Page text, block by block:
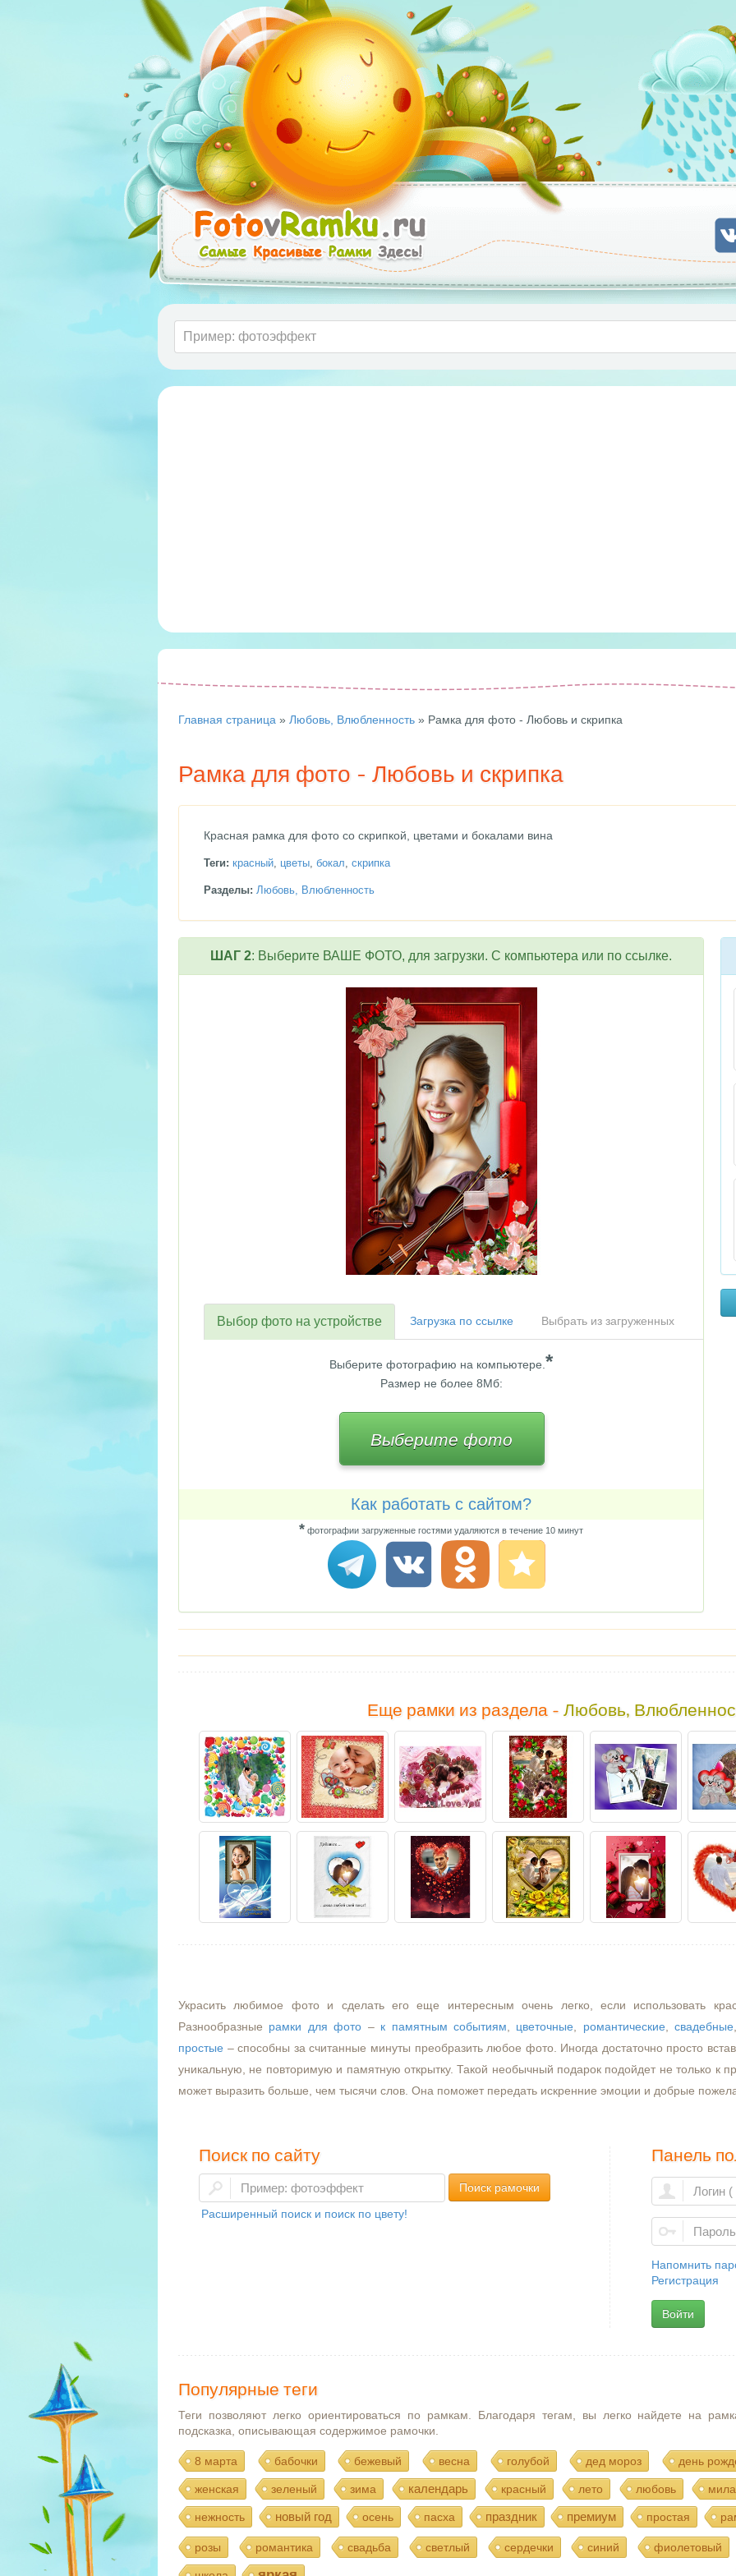
Главная страница » Любовь, Влюбленность » Рамка для фото - Любовь и скрипка
Рамка для фото - Любовь и скрипка
Красная рамка для фото со скрипкой, цветами и бокалами вина
Теги: красный, цветы, бокал, скрипка
Разделы: Любовь, Влюбленность
ШАГ 2: Выберите ВАШЕ ФОТО, для загрузки. С компьютера или по ссылке.
Выбор фото на устройстве Загрузка по ссылке Выбрать из загруженных
Выберите фотографию на компьютере. *
Размер не более 8Мб:
Выберите фото
Как работать с сайтом?
* фотографии загруженные гостями удаляются в течение 10 минут
Еще рамки из раздела - Любовь,
Украсить любимое фото и сделать его еще интересным очень легко, если использовать
Разнообразные рамки для фото – к памятным событиям цветочные романтические ,свадебные
простые – способны за считанные минуты преобразить любое фото. Иногда достаточно просто
уникальную, не повторимую и памятную открытку. Такой необычный подарок подойдет не только к
может выразить больше, чем тысячи слов. Она поможет передать искренние эмоции и добрые
Поиск по сайту
Поиск рамочки
Расширенный поиск и поиск по цвету!
Панель
Напомнить
Регистрация
Войти
Популярные теги
Теги позволяют легко ориентироваться по рамкам. Благодаря тегам, вы легко найдете на
подсказка, описывающая содержимое рамочки.
8 марта бабочки бежевый весна голубой дед мороз день
женская зеленый зима календарь красный лето любовь
нежность новый год осень пасха праздник премиум простая
розы романтика свадьба светлый сердечки синий фиолетовый